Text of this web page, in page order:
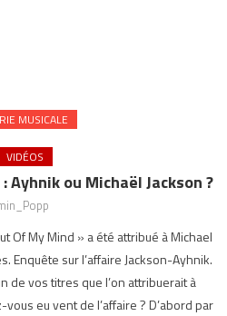
MUSICALE
VIDÉOS
Ayhnik ou Michaël Jackson ?
Of My Mind » a été attribué à Michael
Enquête sur l’affaire Jackson-Ayhnik.
de vos titres que l’on attribuerait à
eu vent de l’affaire ? D’abord par